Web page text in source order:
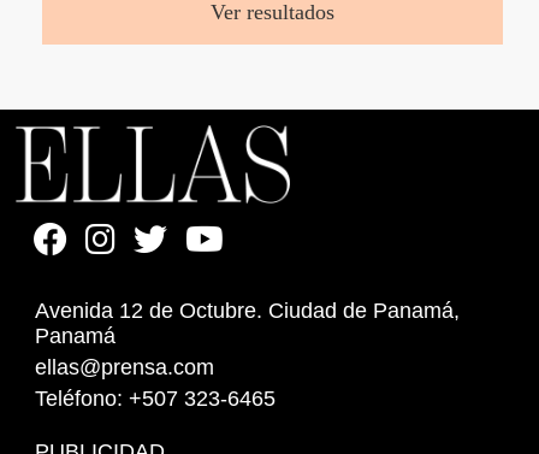
Ver resultados
Avenida 12 de Octubre. Ciudad de Panamá,
Panamá
ellas@prensa.com
Teléfono: +507 323-6465